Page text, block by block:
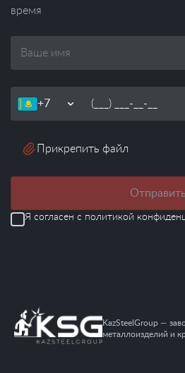
время
Прикрепить файл
Отправить
Я согласен с политикой
KazSteelGroup —
металлоизделий и